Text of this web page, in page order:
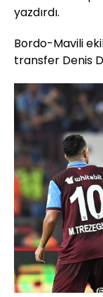
yazdırdı.
Bordo-Mavili
transfer Denis